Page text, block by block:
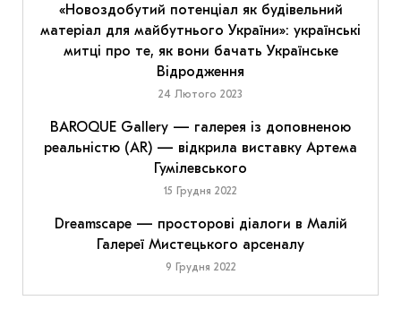
«Новоздобутий потенціал як будівельний
матеріал для майбутнього України»: українські
митці про те, як вони бачать Українське
Відродження
24 Лютого 2023
BAROQUE Gallery — галерея із доповненою
реальністю (AR) — відкрила виставку Артема
Гумілевського
15 Грудня 2022
Dreamscape — просторові діалоги в Малій
Галереї Мистецького арсеналу
9 Грудня 2022